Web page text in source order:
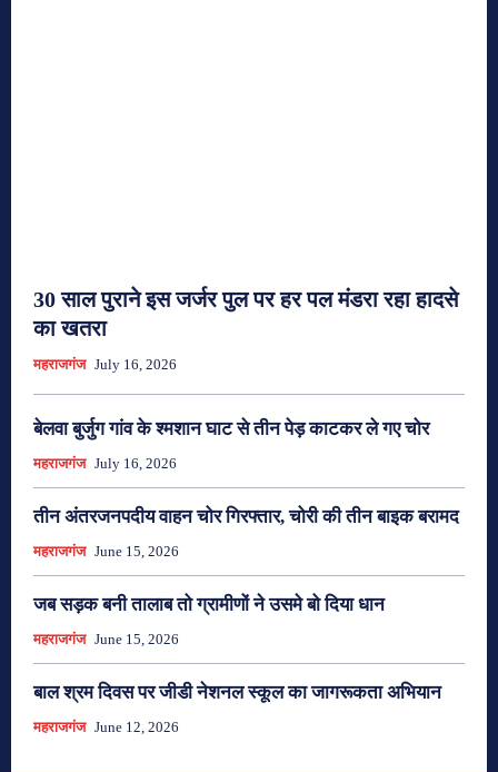
30 साल पुराने इस जर्जर पुल पर हर पल मंडरा रहा हादसे
का खतरा
महराजगंज July 16, 2026
बेलवा बुर्जुग गांव के श्मशान घाट से तीन पेड़ काटकर ले गए चोर
महराजगंज July 16, 2026
तीन अंतरजनपदीय वाहन चोर गिरफ्तार, चोरी की तीन बाइक बरामद
महराजगंज June 15, 2026
जब सड़क बनी तालाब तो ग्रामीणों ने उसमे बो दिया धान
महराजगंज June 15, 2026
बाल श्रम दिवस पर जीडी नेशनल स्कूल का जागरूकता अभियान
महराजगंज June 12, 2026